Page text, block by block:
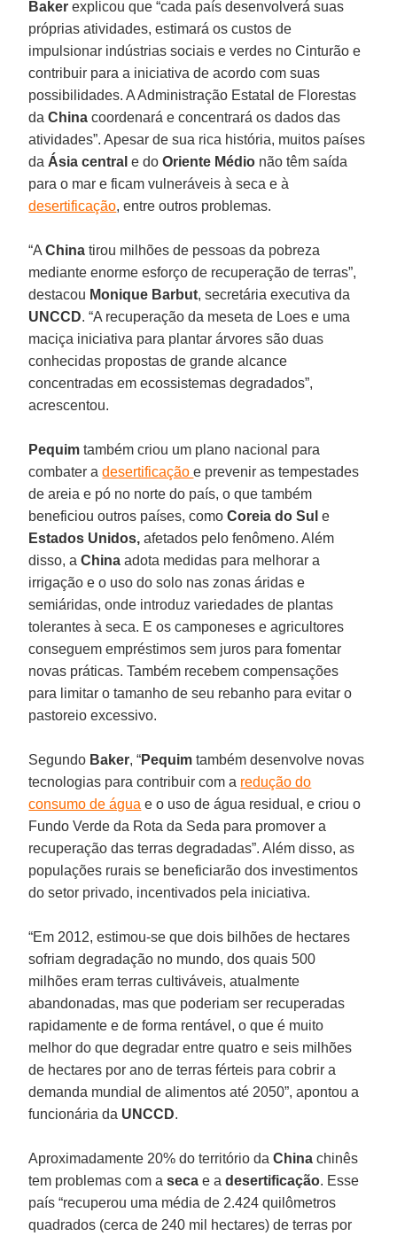
Baker explicou que “cada país desenvolverá suas
próprias atividades, estimará os custos de
impulsionar indústrias sociais e verdes no Cinturão e
contribuir para a iniciativa de acordo com suas
possibilidades. A Administração Estatal de Florestas
daChina coordenará e concentrará os dados das
atividades”. Apesar de sua rica história, muitos países
da Ásia central e doOriente Médio não têm saída
para o mar e ficam vulneráveis à seca e à
desertificação, entre outros problemas.
“AChina tirou milhões de pessoas da pobreza
mediante enorme esforço de recuperação de terras”,
destacou Monique Barbut, secretária executiva da
UNCCD. “A recuperação da meseta de Loes e uma
maciça iniciativa para plantar árvores são duas
conhecidas propostas de grande alcance
concentradas em ecossistemas degradados”,
acrescentou.
Pequim também criou um plano nacional para
combater adesertificaçãoe prevenir as tempestades
de areia e pó no norte do país, o que também
beneficiou outros países, comoCoreia do Sul e
Estados Unidos, afetados pelo fenômeno. Além
disso, aChina adota medidas para melhorar a
irrigação e o uso do solo nas zonas áridas e
semiáridas, onde introduz variedades de plantas
tolerantes à seca. E os camponeses e agricultores
conseguem empréstimos sem juros para fomentar
novas práticas. Também recebem compensações
para limitar o tamanho de seu rebanho para evitar o
pastoreio excessivo.
Segundo Baker, “Pequim também desenvolve novas
tecnologias para contribuir com a redução do
consumo de água e o uso de água residual, e criou o
Fundo Verde da Rota da Seda para promover a
recuperação das terras degradadas”. Além disso, as
populações rurais se beneficiarão dos investimentos
do setor privado, incentivados pela iniciativa.
“Em 2012, estimou-se que dois bilhões de hectares
sofriam degradação no mundo, dos quais 500
milhões eram terras cultiváveis, atualmente
abandonadas, mas que poderiam ser recuperadas
rapidamente e de forma rentável, o que é muito
melhor do que degradar entre quatro e seis milhões
de hectares por ano de terras férteis para cobrir a
demanda mundial de alimentos até 2050”, apontou a
funcionária da UNCCD.
Aproximadamente 20% do território daChina chinês
tem problemas com aseca e adesertificação. Esse
país “recuperou uma média de 2.424 quilômetros
quadrados (cerca de 240 mil hectares) de terras por